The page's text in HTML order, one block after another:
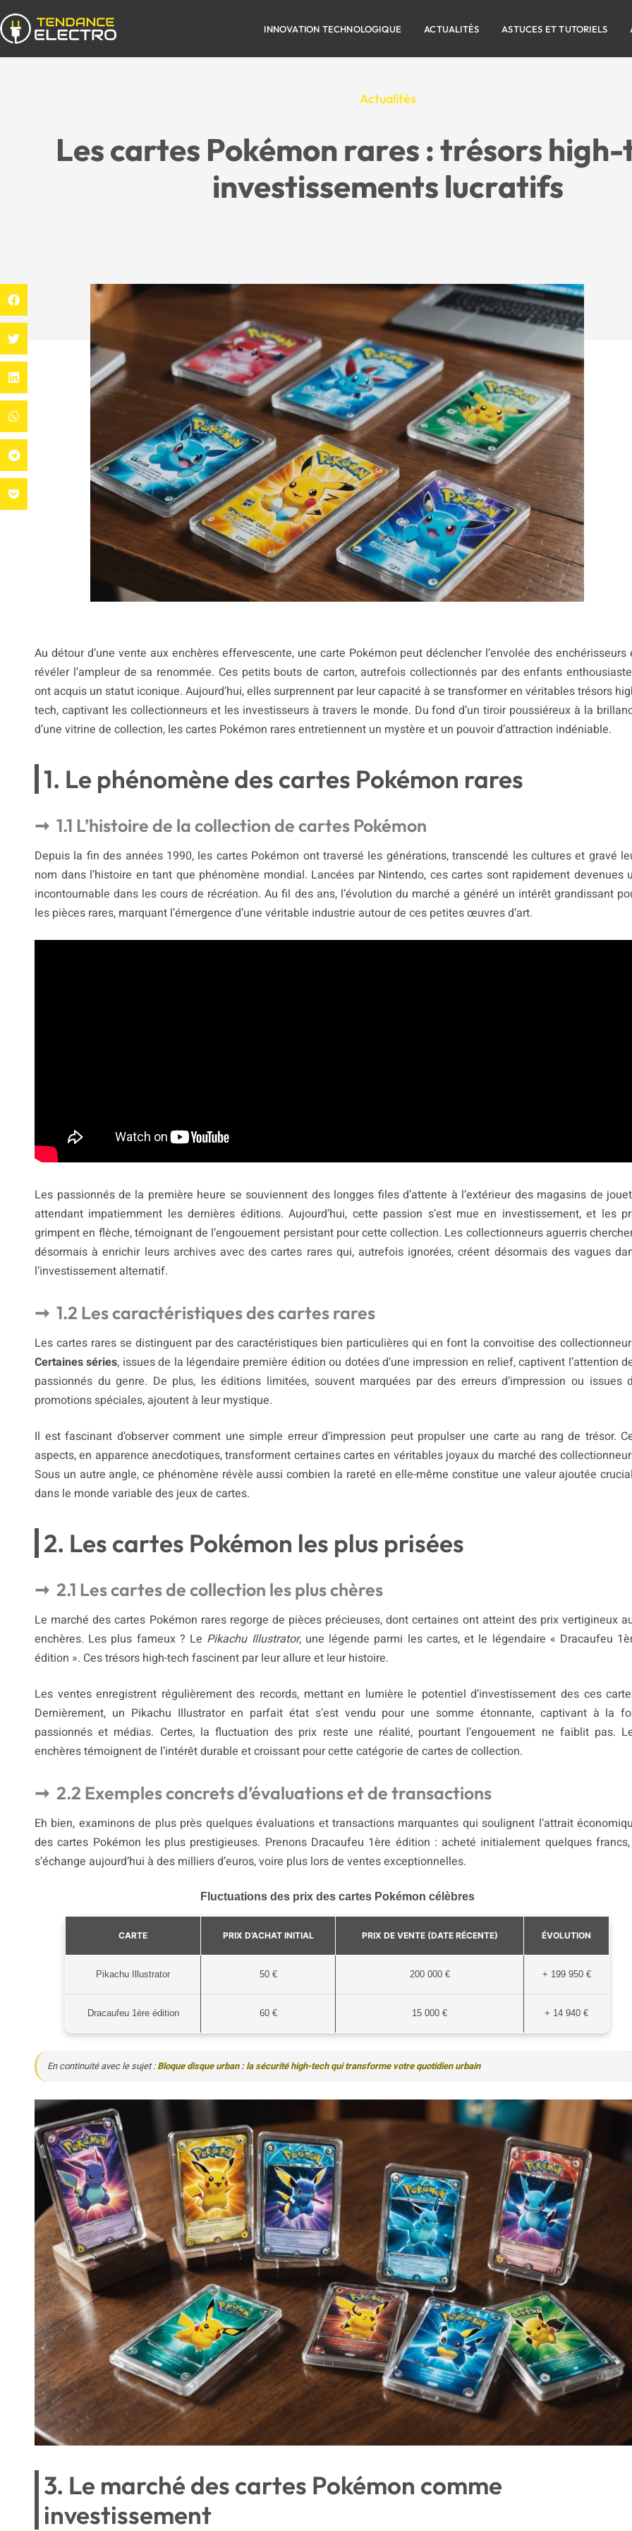
INNOVATION TECHNOLOGIQUE ACTUALITÉS ASTUCES ET TUTORIELS
Actualités
Les cartes Pokémon rares : trésors
investissements lucratifs
Au détour d’une vente aux enchères effervescente, une carte Pokémon peut déclencher l’envolée des enchérisseurs
révéler l’ampleur de sa renommée. Ces petits bouts de carton, autrefois collectionnés par des enfants
ont acquis un statut iconique. Aujourd’hui, elles surprennent par leur capacité à se transformer en véritables trésors
tech, captivant les collectionneurs et les investisseurs à travers le monde. Du fond d’un tiroir poussiéreux à la
d’une vitrine de collection, les cartes Pokémon rares entretiennent un mystère et un pouvoir d’attraction indéniable.
1. Le phénomène des cartes Pokémon rares
1.1 L’histoire de la collection de cartes Pokémon
Depuis la fin des années 1990, les cartes Pokémon ont traversé les générations, transcendé les cultures et gravé
nom dans l’histoire en tant que phénomène mondial. Lancées par Nintendo, ces cartes sont rapidement devenues
incontournable dans les cours de récréation. Au fil des ans, l’évolution du marché a généré un intérêt grandissant
les pièces rares, marquant l’émergence d’une véritable industrie autour de ces petites œuvres d’art.
Les passionnés de la première heure se souviennent des longges files d’attente à l’extérieur des magasins de
attendant impatiemment les dernières éditions. Aujourd’hui, cette passion s’est mue en investissement, et les
grimpent en flèche, témoignant de l’engouement persistant pour cette collection. Les collectionneurs aguerris
désormais à enrichir leurs archives avec des cartes rares qui, autrefois ignorées, créent désormais des vagues
l’investissement alternatif.
1.2 Les caractéristiques des cartes rares
Les cartes rares se distinguent par des caractéristiques bien particulières qui en font la convoitise des
Certaines séries, issues de la légendaire première édition ou dotées d’une impression en relief, captivent l’attention
passionnés du genre. De plus, les éditions limitées, souvent marquées par des erreurs d’impression ou issues
promotions spéciales, ajoutent à leur mystique.
Il est fascinant d’observer comment une simple erreur d’impression peut propulser une carte au rang de trésor.
aspects, en apparence anecdotiques, transforment certaines cartes en véritables joyaux du marché des
Sous un autre angle, ce phénomène révèle aussi combien la rareté en elle-même constitue une valeur ajoutée
dans le monde variable des jeux de cartes.
2. Les cartes Pokémon les plus prisées
2.1 Les cartes de collection les plus chères
Le marché des cartes Pokémon rares regorge de pièces précieuses, dont certaines ont atteint des prix vertigineux
enchères. Les plus fameux ? Le Pikachu Illustrator, une légende parmi les cartes, et le légendaire « Dracaufeu
édition ». Ces trésors high-tech fascinent par leur allure et leur histoire.
Les ventes enregistrent régulièrement des records, mettant en lumière le potentiel d’investissement des ces
Dernièrement, un Pikachu Illustrator en parfait état s’est vendu pour une somme étonnante, captivant à la
passionnés et médias. Certes, la fluctuation des prix reste une réalité, pourtant l’engouement ne faiblit pas.
enchères témoignent de l’intérêt durable et croissant pour cette catégorie de cartes de collection.
2.2 Exemples concrets d’évaluations et de transactions
Eh bien, examinons de plus près quelques évaluations et transactions marquantes qui soulignent l’attrait
des cartes Pokémon les plus prestigieuses. Prenons Dracaufeu 1ère édition : acheté initialement quelques
s’échange aujourd’hui à des milliers d’euros, voire plus lors de ventes exceptionnelles.
Fluctuations des prix des cartes Pokémon célèbres
CARTE PRIX D’ACHAT INITIAL PRIX DE VENTE (DATE RÉCENTE) ÉVOLUTION
Pikachu Illustrator 50 € 200 000 € + 199 950 €
Dracaufeu 1ère édition 60 € 15 000 € + 14 940 €
En continuité avec le sujet :Bloque disque urban : la sécurité high-tech qui transforme votre quotidien urbain
3. Le marché des cartes Pokémon comme
investissement